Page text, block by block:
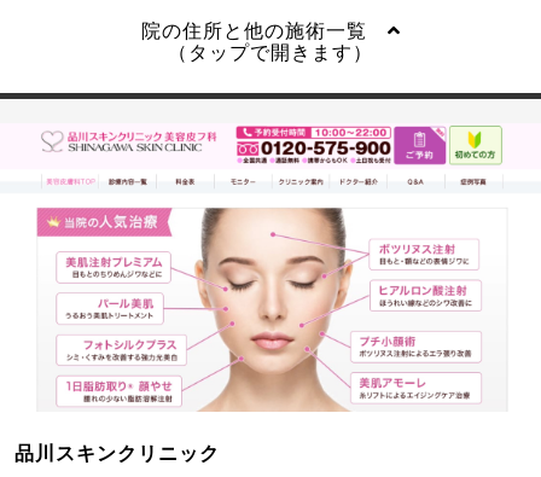
院の住所と他の施術一覧
（タップで開きます）
品川スキンクリニック